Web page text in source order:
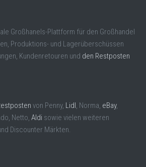
Großhanels-Plattform für den Großhandel
Produktions- und Lagerüberschüssen
Kundenretouren und den Restposten
von Penny, Lidl, Norma, eBay,
Netto, Aldi sowie vielen weiteren
Discounter Märkten.